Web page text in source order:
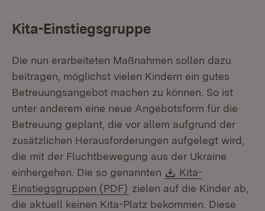
Kita-Einstiegsgruppe
Die nun erarbeiteten Maßnahmen sollen dazu
beitragen, möglichst vielen Kindern ein gutes
Betreuungsangebot machen zu können. So ist
unter anderem eine neue Angebotsform für die
Betreuung geplant, die vor allem aufgrund der
zusätzlichen Herausforderungen aufgelegt wird,
die mit der Fluchtbewegung aus der Ukraine
einhergehen. Die so genannten
Download:
Kita-
Einstiegsgruppen (PDF) (Öffnet in neuem Fenster)
zielen auf die Kinder ab,
die aktuell keinen Kita-Platz bekommen. Diese